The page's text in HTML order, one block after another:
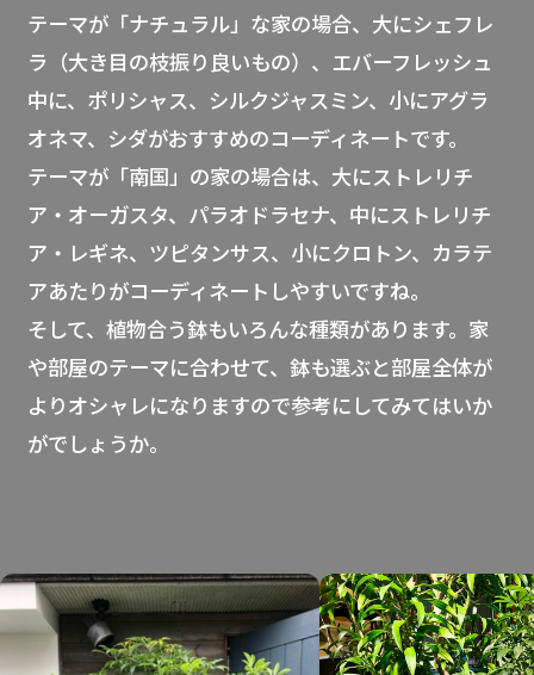
テーマが「ナチュラル」な家の場合、大にシェフレ
ラ（大き目の枝振り良いもの）、エバーフレッシュ
中に、ポリシャス、シルクジャスミン、小にアグラ
オネマ、シダがおすすめのコーディネートです。
テーマが「南国」の家の場合は、大にストレリチ
ア・オーガスタ、パラオドラセナ、中にストレリチ
ア・レギネ、ツピタンサス、小にクロトン、カラテ
アあたりがコーディネートしやすいですね。
そして、植物合う鉢もいろんな種類があります。家
や部屋のテーマに合わせて、鉢も選ぶと部屋全体が
よりオシャレになりますので参考にしてみてはいか
がでしょうか。